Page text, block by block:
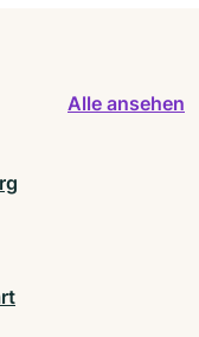
Alle ansehen